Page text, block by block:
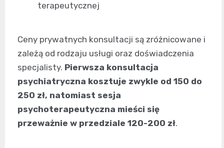
terapeutycznej
Ceny prywatnych konsultacji są zróżnicowane i
zależą od rodzaju usługi oraz doświadczenia
specjalisty. Pierwsza konsultacja
psychiatryczna kosztuje zwykle od 150 do
250 zł, natomiast sesja
psychoterapeutyczna mieści się
przeważnie w przedziale 120-200 zł.